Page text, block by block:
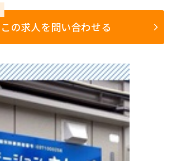
この求人を問い合わせる